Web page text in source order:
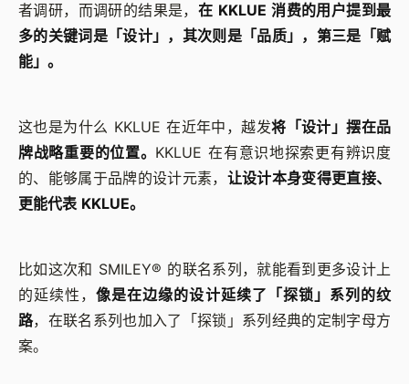
者调研，而调研的结果是， 在 KKLUE 消费的用户提到最
多的关键词是「设计」，其次则是「品质」，第三是「赋
能」。
这也是为什么 KKLUE 在近年中，越发将「设计」摆在品
牌战略重要的位置。 KKLUE 在有意识地探索更有辨识度
的、能够属于品牌的设计元素， 让设计本身变得更直接、
更能代表 KKLUE。
比如这次和 SMILEY® 的联名系列，就能看到更多设计上
的延续性，像是在边缘的设计延续了「探锁」系列的纹
路，在联名系列也加入了「探锁」系列经典的定制字母方
案。